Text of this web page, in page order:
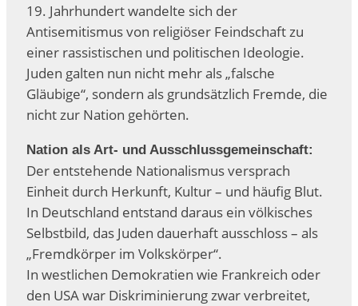
19. Jahrhundert wandelte sich der
Antisemitismus von religiöser Feindschaft zu
einer rassistischen und politischen Ideologie.
Juden galten nun nicht mehr als „falsche
Gläubige“, sondern als grundsätzlich Fremde, die
nicht zur Nation gehörten.
Nation als Art- und Ausschlussgemeinschaft:
Der entstehende Nationalismus versprach
Einheit durch Herkunft, Kultur – und häufig Blut.
In Deutschland entstand daraus ein völkisches
Selbstbild, das Juden dauerhaft ausschloss – als
„Fremdkörper im Volkskörper“.
In westlichen Demokratien wie Frankreich oder
den USA war Diskriminierung zwar verbreitet,